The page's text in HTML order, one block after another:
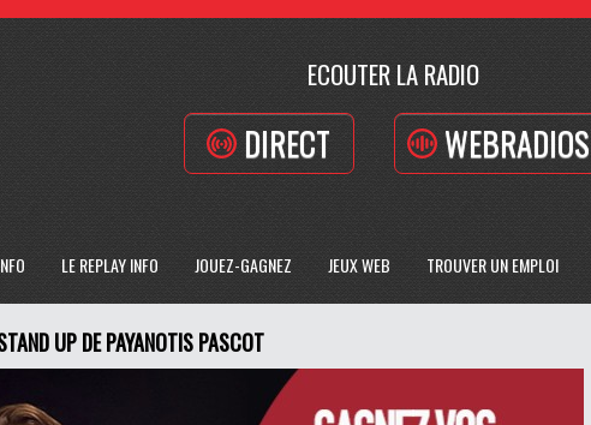
ECOUTER LA RADIO
DIRECT WEBRADIOS
LE REPLAY INFO JOUEZ-GAGNEZ JEUX WEB TROUVER UN EMPLOI
UP DE PAYANOTIS PASCOT